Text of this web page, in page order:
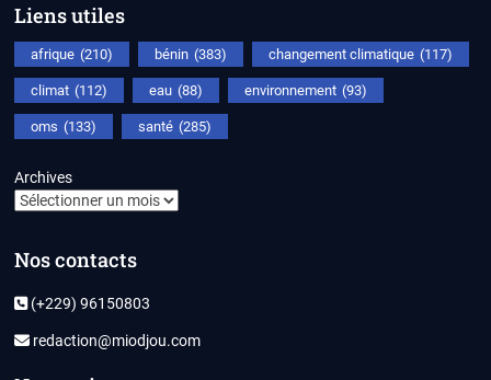
Liens utiles
afrique (210) bénin (383) changement climatique (117)
climat (112) eau (88) environnement (93)
oms (133) santé (285)
Archives
Nos contacts
(+229) 96150803
redaction@miodjou.com